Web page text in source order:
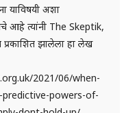
याविषयी अशा
आहे त्यांनी The Skeptik,
प्रकाशित झालेला हा लेख
2021/06/when-
powers-of-